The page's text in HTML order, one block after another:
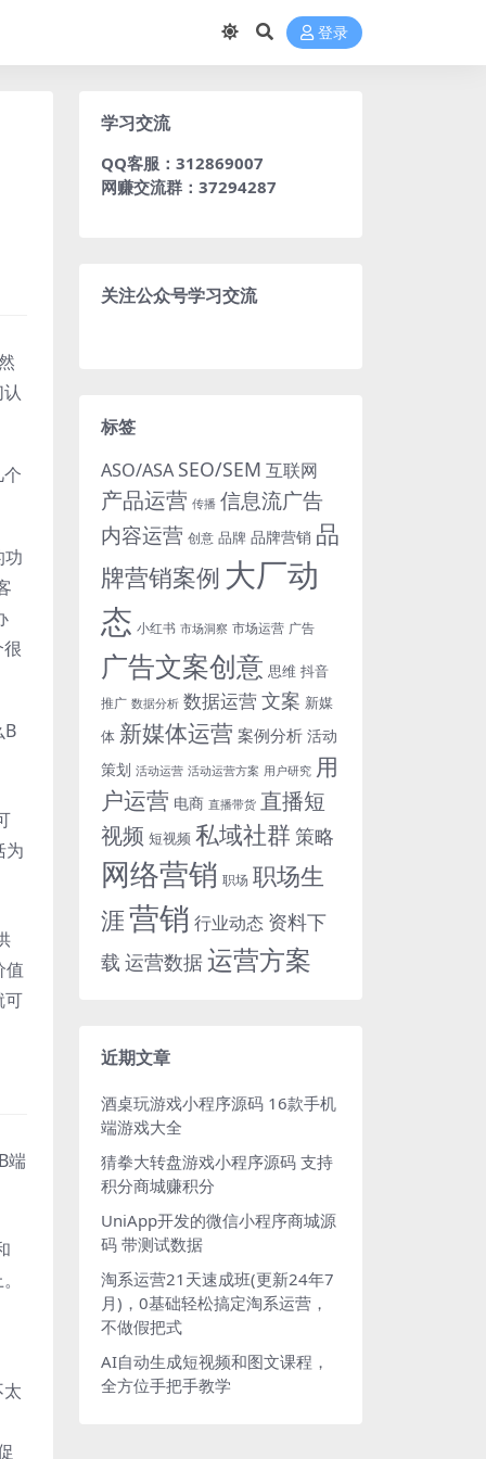
登录
功
B
为
值
可
端
学习交流
QQ客服：312869007
网赚交流群：37294287
关注公众号学习交流
标签
ASO/ASA SEO/SEM 互联网
产品运营 传播 信息流广告
内容运营 创意 品牌 品牌营销 品
牌营销案例 大厂动
态 小红书 市场洞察 市场运营 广告
广告文案创意 思维 抖音
推广 数据分析 数据运营文案 新媒
体 新媒体运营 案例分析 活动
策划 活动运营 活动运营方案 用户研究 用
户运营 电商 直播带货 直播短
视频 短视频 私域社群 策略
网络营销 职场 职场生
涯营销 行业动态 资料下
载 运营数据运营方案
近期文章
酒桌玩游戏小程序源码 16款手机
端游戏大全
猜拳大转盘游戏小程序源码 支持
积分商城赚积分
UniApp开发的微信小程序商城源
码 带测试数据
淘系运营21天速成班(更新24年7
月)，0基础轻松搞定淘系运营，
不做假把式
AI自动生成短视频和图文课程，
全方位手把手教学